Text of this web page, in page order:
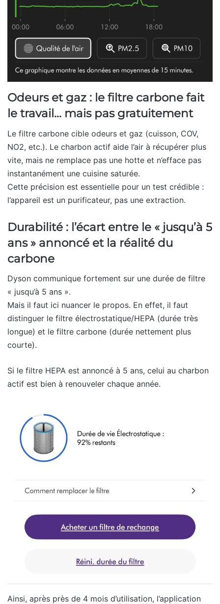
Odeurs et gaz : le filtre carbone fait
le travail… mais pas gratuitement
Le filtre carbone cible odeurs et gaz (cuisson, COV,
NO2, etc.). Le charbon actif aide l’air à récupérer plus
vite, mais ne remplace pas une hotte et n’efface pas
instantanément une cuisine saturée.
Cette précision est essentielle pour un test crédible :
l’appareil est un purificateur, pas une extraction.
Durabilité : l’écart entre le « jusqu’à 5
ans » annoncé et la réalité du
carbone
Dyson communique fortement sur une durée de filtre
« jusqu’à 5 ans ».
Mais il faut ici nuancer le propos. En effet, il faut
distinguer le filtre électrostatique/HEPA (durée très
longue) et le filtre carbone (durée nettement plus
courte).
Si le filtre HEPA est annoncé à 5 ans, celui au charbon
actif est bien à renouveler chaque année.
Ainsi, après près de 4 mois d’utilisation, l’application